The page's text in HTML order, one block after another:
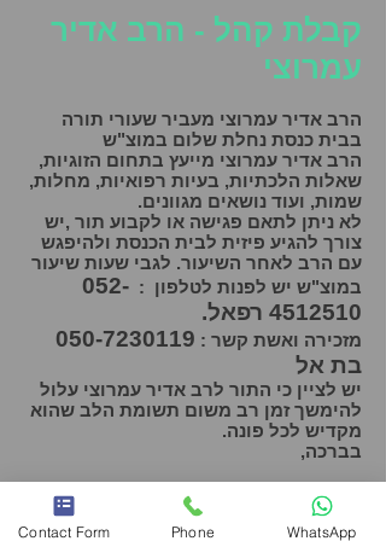
קבלת קהל - הרב אדיר
עמרוצי
הרב אדיר עמרוצי מעביר שעורי תורה
בבית כנסת נחלת שלום במוצ"ש
הרב אדיר עמרוצי מייעץ בתחום הזוגיות,
שאלות הלכתיות, בעיות רפואיות, מחלות,
שמות, ועוד נושאים מגוונים.
לא ניתן לתאם פגישה או לקבוע תור ,יש
צורך להגיע פיזית לבית הכנסת ולהיפגש
עם הרב לאחר השיעור. לגבי שעות שיעור
במוצ"ש יש לפנות לטלפון : 052-
4512510 רפאל.
מזכירה ואשת קשר : 050-7230119
בת אל
יש לציין כי התור לרב אדיר עמרוצי עלול
להימשך זמן רב משום תשומת הלב שהוא
מקדיש לכל פונה.
בברכה,
Contact Form Phone WhatsApp